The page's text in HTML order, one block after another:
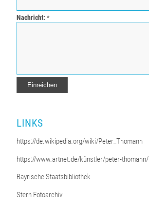
Nachricht: *
LINKS
https://de.wikipedia.org/wiki/Peter_Thomann
https://www.artnet.de/künstler/peter-thomann/
Bayrische Staatsbibliothek
Stern Fotoarchiv